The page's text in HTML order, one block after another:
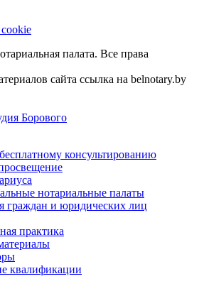
палата. Все права
сайта ссылка на belnotary.by
Борового
консультированию
нотариальные палаты
граждан и юридических лиц
практика
квалификации